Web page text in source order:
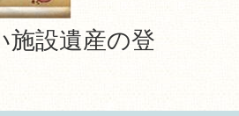
施設遺産の登